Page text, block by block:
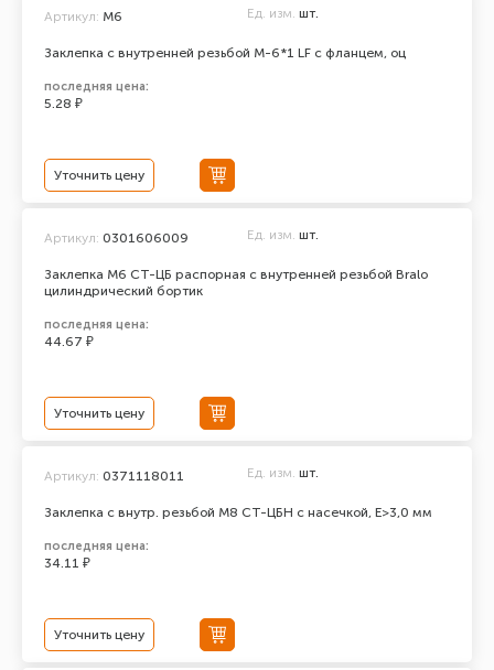
Заклепка с внутренней резьбой М-6*1 LF с фланцем, оц
Артикул: М6 Ед. изм. шт.
последняя цена:
5.28 ₽
Уточнить цену
Заклепка М6 СТ-ЦБ распорная с внутренней резьбой Bralo
цилиндрический бортик
Артикул: 0301606009 Ед. изм. шт.
последняя цена:
44.67 ₽
Уточнить цену
Заклепка с внутр. резьбой М8 СТ-ЦБН с насечкой, E>3,0 мм
Артикул: 0371118011 Ед. изм. шт.
последняя цена:
34.11 ₽
Уточнить цену